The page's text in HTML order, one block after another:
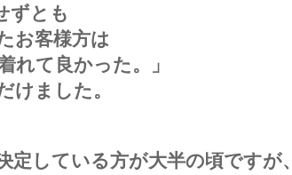
ずとも
お客様方は
れて良かった。」
けました。
定している方が大半の頃ですが、